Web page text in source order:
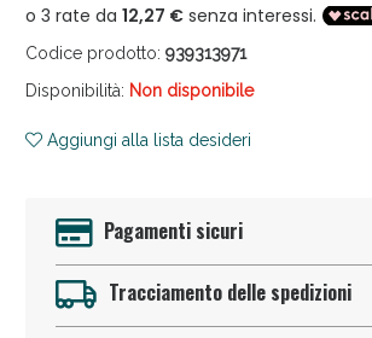
Codice prodotto: 939313971
Disponibilità: Non disponibile
Aggiungi alla lista desideri
Pagamenti sicuri
Tracciamento delle spedizioni